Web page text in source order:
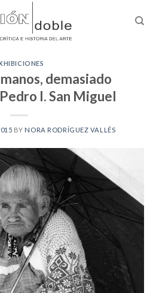
demasiado
l. San Miguel
BY NORA RODRÍGUEZ VALLÉS